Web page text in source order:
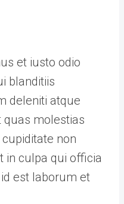
et iusto odio
blanditiis
deleniti atque
quas molestias
non
in culpa qui officia
est laborum et